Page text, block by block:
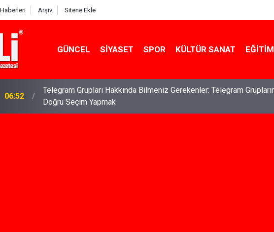
Arşiv Sitene Ekle
GÜNCEL SIYASET SPOR KÜLTÜR SANAT EĞITIM
04:43 İş Davaları: Haklarınızı Bilmek ve Koruma Altına Almak